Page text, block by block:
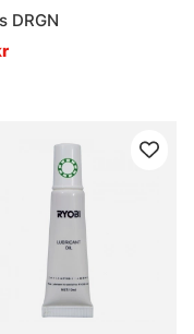
DRGN